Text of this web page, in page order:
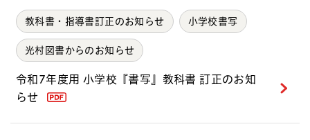
教科書・指導書訂正のお知らせ 小学校書写
光村図書からのお知らせ
令和7年度用 小学校『書写』教科書 訂正のお知
らせ